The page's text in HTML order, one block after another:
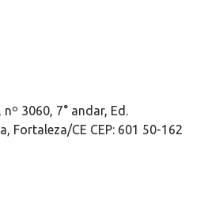
3060, 7° andar, Ed.
Fortaleza/CE CEP: 601 50-162